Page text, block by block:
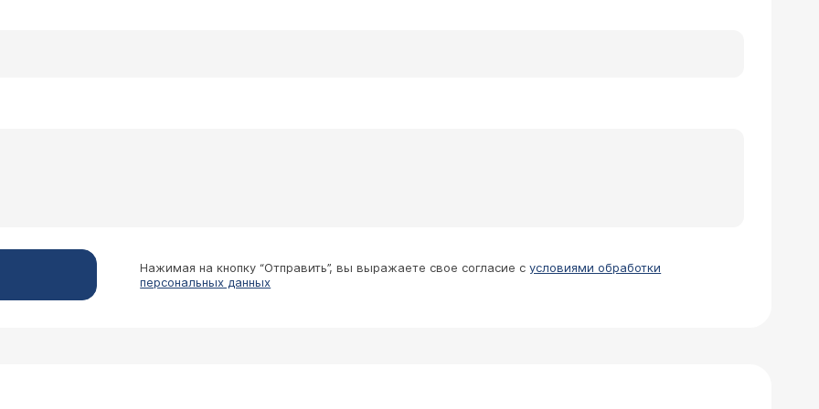
лечения сделали КТ:полость распада закрылась, но на этом месте
физиотерапия (при отсутствии противопоказаний).
Нажимая на кнопку “Отправить”, вы выражаете свое согласие сусловиями обработки
персональных данных